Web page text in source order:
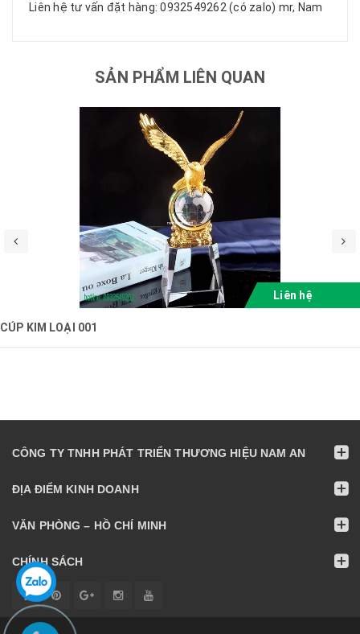
Liên hệ tư vấn đặt hàng: 0932549262 (có zalo) mr, Nam
SẢN PHẨM LIÊN QUAN
Liên hệ
CÚP KIM LOẠI 001
CÔNG TY TNHH PHÁT TRIỂN THƯƠNG HIỆU NAM AN
ĐỊA ĐIỂM KINH DOANH
VĂN PHÒNG – HỒ CHÍ MINH
CHÍNH SÁCH